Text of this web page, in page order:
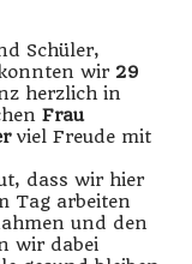
Schüler,
wir 29
herzlich in
Frau
viel Freude mit
dass wir hier
Tag arbeiten
und den
wir dabei